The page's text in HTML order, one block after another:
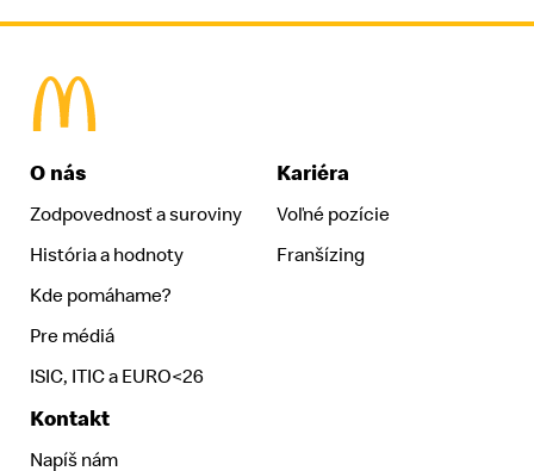
O nás
Zodpovednosť a suroviny
História a hodnoty
Kde pomáhame?
Pre médiá
ISIC, ITIC a EURO<26
Kariéra
Voľné pozície
Franšízing
Kontakt
Napíš nám